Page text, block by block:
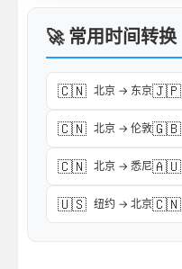
🚀 常用时间转换
🇨🇳 北京 → 东京🇯🇵
🇨🇳 北京 → 伦敦🇬🇧
🇨🇳 北京 → 悉尼🇦🇺
🇺🇸 纽约 → 北京🇨🇳